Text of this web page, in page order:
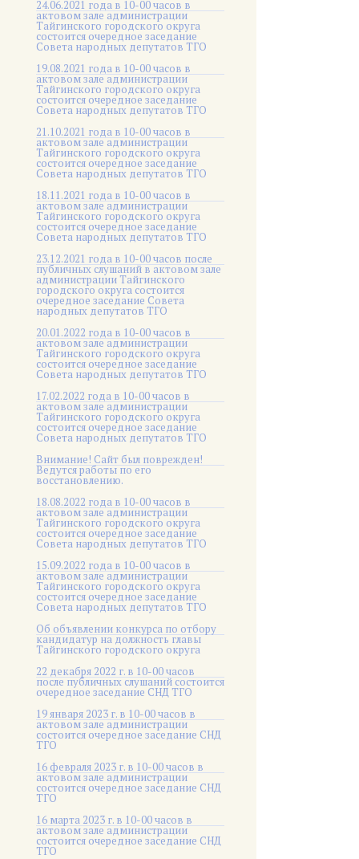
24.06.2021 года в 10-00 часов в
актовом зале администрации
Тайгинского городского округа
состоится очередное заседание
Совета народных депутатов ТГО
19.08.2021 года в 10-00 часов в
актовом зале администрации
Тайгинского городского округа
состоится очередное заседание
Совета народных депутатов ТГО
21.10.2021 года в 10-00 часов в
актовом зале администрации
Тайгинского городского округа
состоится очередное заседание
Совета народных депутатов ТГО
18.11.2021 года в 10-00 часов в
актовом зале администрации
Тайгинского городского округа
состоится очередное заседание
Совета народных депутатов ТГО
23.12.2021 года в 10-00 часов после
публичных слушаний в актовом зале
администрации Тайгинского
городского округа состоится
очередное заседание Совета
народных депутатов ТГО
20.01.2022 года в 10-00 часов в
актовом зале администрации
Тайгинского городского округа
состоится очередное заседание
Совета народных депутатов ТГО
17.02.2022 года в 10-00 часов в
актовом зале администрации
Тайгинского городского округа
состоится очередное заседание
Совета народных депутатов ТГО
Внимание! Сайт был поврежден!
Ведутся работы по его
восстановлению.
18.08.2022 года в 10-00 часов в
актовом зале администрации
Тайгинского городского округа
состоится очередное заседание
Совета народных депутатов ТГО
15.09.2022 года в 10-00 часов в
актовом зале администрации
Тайгинского городского округа
состоится очередное заседание
Совета народных депутатов ТГО
Об объявлении конкурса по отбору
кандидатур на должность главы
Тайгинского городского округа
22 декабря 2022 г. в 10-00 часов
после публичных слушаний состоится
очередное заседание СНД ТГО
19 января 2023 г. в 10-00 часов в
актовом зале администрации
состоится очередное заседание СНД
ТГО
16 февраля 2023 г. в 10-00 часов в
актовом зале администрации
состоится очередное заседание СНД
ТГО
16 марта 2023 г. в 10-00 часов в
актовом зале администрации
состоится очередное заседание СНД
ТГО